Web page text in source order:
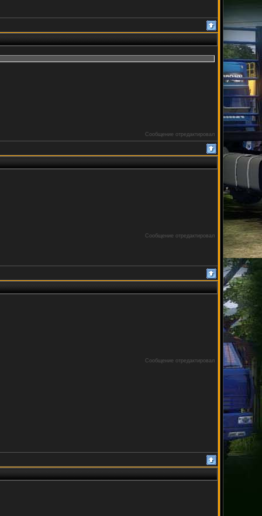
Сообщение отредактировал
Сообщение отредактировал
Сообщение отредактировал